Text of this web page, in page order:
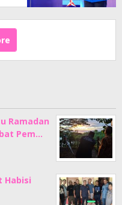
Ramadan
Pem…
Habisi